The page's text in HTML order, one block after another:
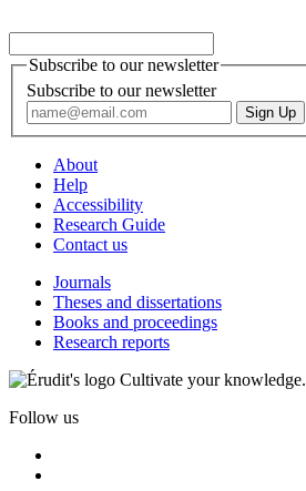
Subscribe to our newsletter
Subscribe to our newsletter
About
Help
Accessibility
Research Guide
Contact us
Journals
Theses and dissertations
Books and proceedings
Research reports
Cultivate your knowledge.
Follow us